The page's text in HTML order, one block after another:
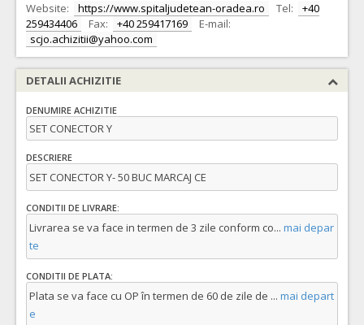
Website:
https://www.spitaljudetean-oradea.ro Tel:
+40
259434406
Fax: +40 259417169
E-mail:
scjo.achizitii@yahoo.com
DETALII ACHIZITIE
DENUMIRE ACHIZITIE
SET CONECTOR Y
DESCRIERE
SET CONECTOR Y- 50 BUC MARCAJ CE
CONDITII DE LIVRARE:
Livrarea se va face in termen de 3 zile conform co... mai depar
te
CONDITII DE PLATA:
Plata se va face cu OP în termen de 60 de zile de ... mai depart
e